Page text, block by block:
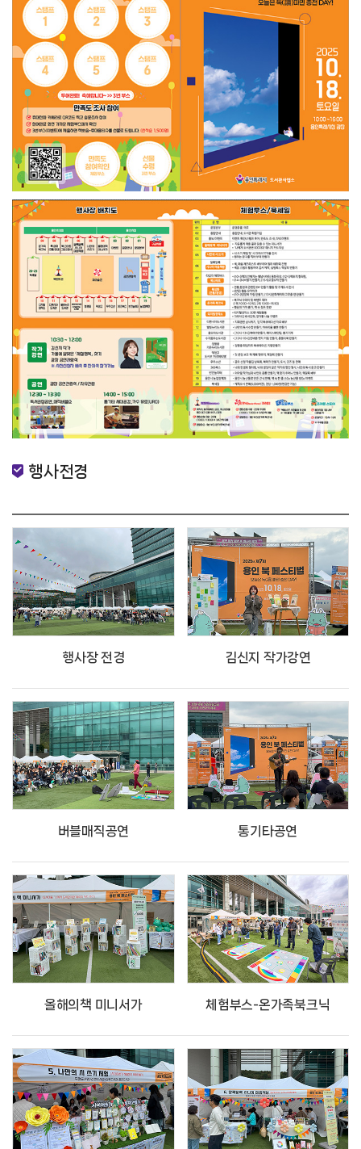
행사전경
행사장 전경 김신지 작가강연
버블매직공연 통기타공연
올해의책 미니서가 체험부스-온가족북크닉